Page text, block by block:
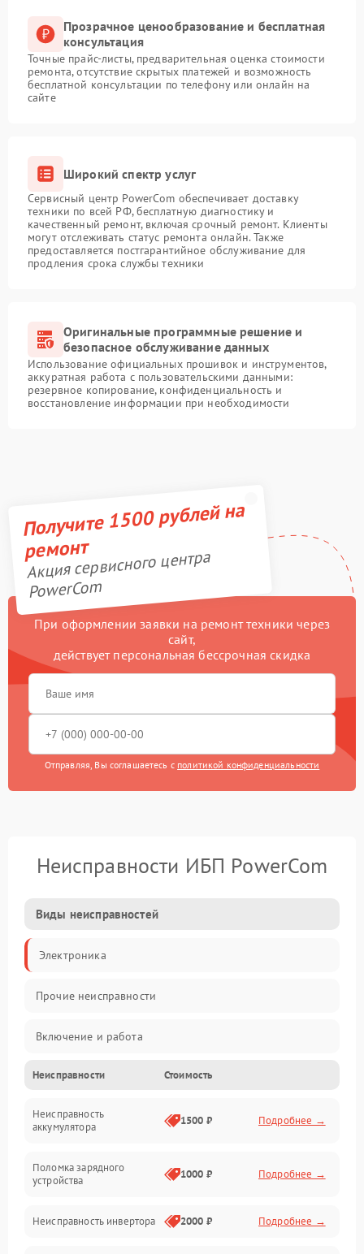
Прозрачное ценообразование и бесплатная
консультация
Точные прайс-листы, предварительная оценка стоимости
ремонта, отсутствие скрытых платежей и возможность
бесплатной консультации по телефону или онлайн на
сайте
Широкий спектр услуг
Сервисный центр PowerCom обеспечивает доставку
техники по всей РФ, бесплатную диагностику и
качественный ремонт, включая срочный ремонт. Клиенты
могут отслеживать статус ремонта онлайн. Также
предоставляется постгарантийное обслуживание для
продления срока службы техники
Оригинальные программные решение и
безопасное обслуживание данных
Использование официальных прошивок и инструментов,
аккуратная работа с пользовательскими данными:
резервное копирование, конфиденциальность и
восстановление информации при необходимости
Получите 1500 рублей на
ремонт
Акция сервисного центра
PowerCom
При оформлении заявки на ремонт техники через
сайт,
действует персональная бессрочная скидка
Отправляя, Вы соглашаетесь с политикой конфиденциальности
Неисправности ИБП PowerCom
Виды неисправностей
Электроника
Прочие неисправности
Включение и работа
Работа с нагрузкой
Звук и индикация
Неисправности Стоимость
Неисправность
аккумулятора
1500 ₽ Подробнее →
Поломка зарядного
устройства
1000 ₽ Подробнее →
Неисправность инвертора 2000 ₽ Подробнее →